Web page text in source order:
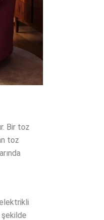
Bir toz
toz
şekilde